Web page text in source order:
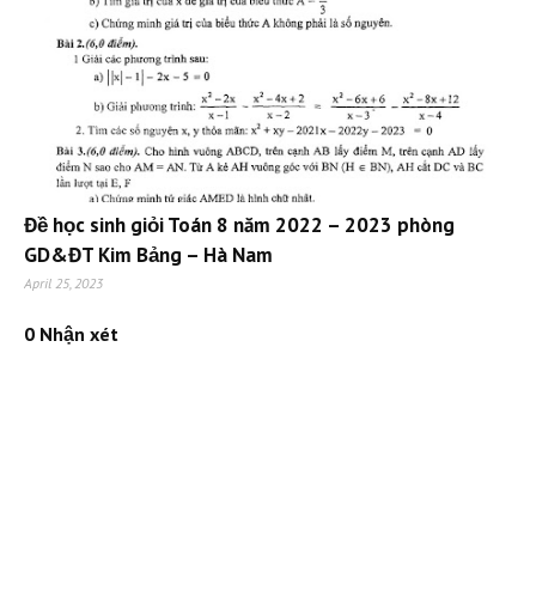
Đề học sinh giỏi Toán 8 năm 2022 – 2023 phòng
GD&ĐT Kim Bảng – Hà Nam
April 25, 2023
0 Nhận xét